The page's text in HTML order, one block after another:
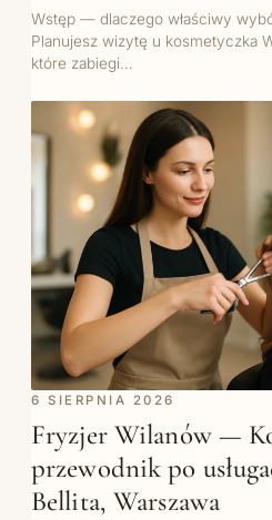
Wstęp — dlaczego właściwy
Planujesz wizytę u kosmetyczka
które zabiegi…
6 SIERPNIA 2026
Fryzjer Wilanów —
przewodnik po
Bellita, Warszawa